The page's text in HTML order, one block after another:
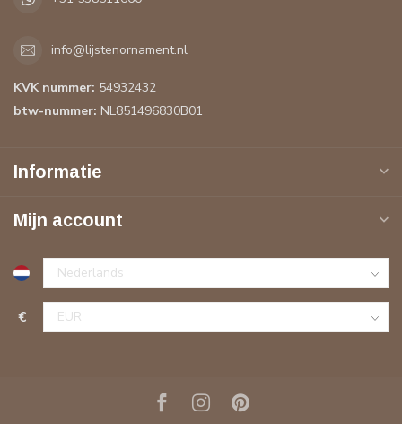
info@lijstenornament.nl
KVK nummer: 54932432
btw-nummer: NL851496830B01
Informatie
Mijn account
€